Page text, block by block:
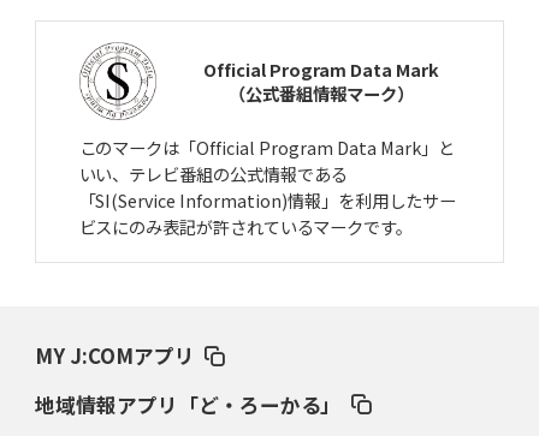
2025年3月27日(木)
大分商・岡﨑郁、巨人入りの真相長嶋茂雄が“一目惚れ”した一打
2025年2月27日(木)
駒大苫小牧、済美の春夏連覇断つ上甲正典「オマエが打ってれば」
2025年1月23日(木)
甲子園目指したジャイアント馬場「ミットにズシン」とくる剛速球
「松坂世代」のバッターの出世頭
2024年11月28日(木)
Official Program Data Mark
（公式番組情報マーク）
このマークは「Official Program Data Mark」と
いい、テレビ番組の公式情報である
「SI(Service Information)情報」を利用したサー
ビスにのみ表記が許されているマークです。
MY J:COMアプリ
地域情報アプリ「ど・ろーかる」